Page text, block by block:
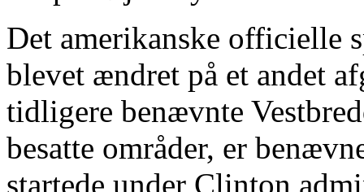
Det amerikanske officielle
blevet ændret på et andet
tidligere benævnte
besatte områder, er
startede under Clinton